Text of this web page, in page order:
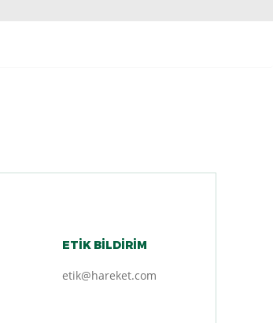
ETİK BİLDİRİM
etik@hareket.com